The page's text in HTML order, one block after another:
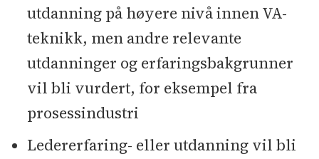
utdanning på høyere nivå innen VA-
teknikk, men andre relevante
utdanninger og erfaringsbakgrunner
vil bli vurdert, for eksempel fra
prosessindustri
Ledererfaring- eller utdanning vil bli